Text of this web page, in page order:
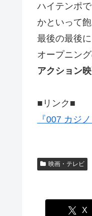
ハイテンポ
かといって
最後の最後
オープニン
アクション
■リンク■
『007 カジ
映画・テレビ
X